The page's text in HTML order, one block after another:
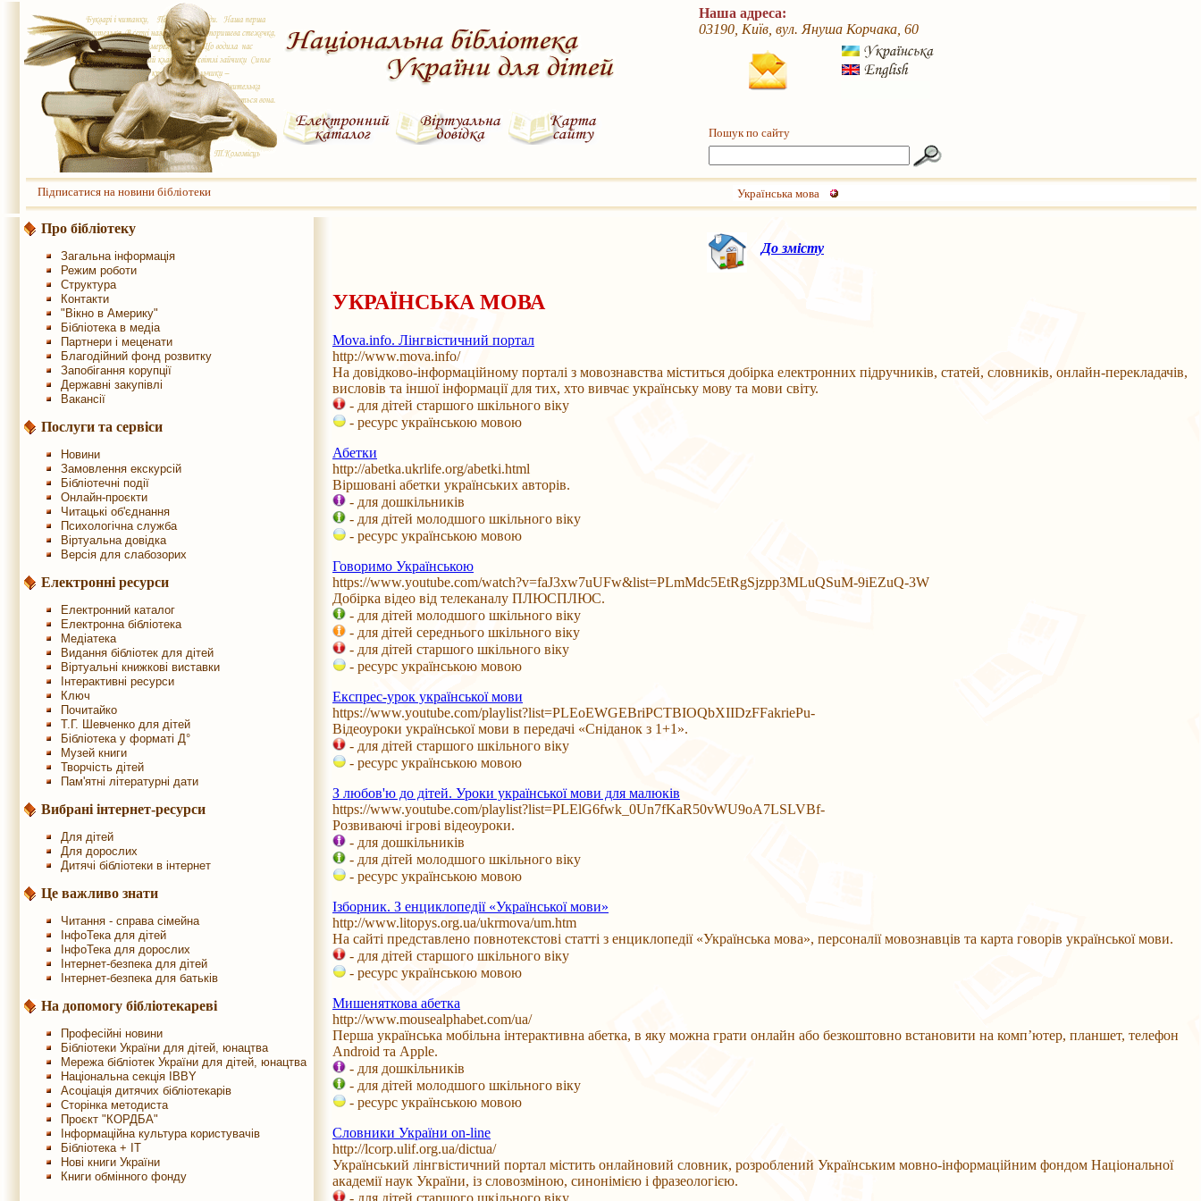
Наша адреса:
03190, Київ, вул. Януша Корчака, 60
Пошук по сайту
Підписатися на новини бібліотеки Українська мова
Про бібліотеку
Загальна інформація
Режим роботи
Структура
Контакти
"Вікно в Америку"
Бібліотека в медіа
Партнери і меценати
Благодійний фонд розвитку
Запобігання корупції
Державні закупівлі
Вакансії
Послуги та сервіси
Новини
Замовлення екскурсій
Бібліотечні події
Онлайн-проєкти
Читацькі об'єднання
Психологічна служба
Віртуальна довідка
Версія для слабозорих
Електронні ресурси
Електронний каталог
Електронна бібліотека
Медіатека
Видання бібліотек для дітей
Віртуальні книжкові виставки
Інтерактивні ресурси
Ключ
Почитайко
Т.Г. Шевченко для дітей
Бібліотека у форматі Д°
Музей книги
Творчість дітей
Пам'ятні літературні дати
Вибрані інтернет-ресурси
Для дітей
Для дорослих
Дитячі бібліотеки в інтернет
Це важливо знати
Читання - справа сімейна
ІнфоТека для дітей
ІнфоТека для дорослих
Інтернет-безпека для дітей
Інтернет-безпека для батьків
На допомогу бібліотекареві
Професійні новини
Бібліотеки України для дітей, юнацтва
Мережа бібліотек України для дітей, юнацтва
Національна секція IBBY
Асоціація дитячих бібліотекарів
Сторінка методиста
Проєкт "КОРДБА"
Інформаційна культура користувачів
Бібліотека + IT
Нові книги України
Книги обмінного фонду
До змісту
УКРАЇНСЬКА МОВА
Mova.info. Лінгвістичний портал
http://www.mova.info/
На довідково-інформаційному порталі з мовознавства міститься добірка електронних підручників, статей, словників, онлайн-перекладачів,
висловів та іншої інформації для тих, хто вивчає українську мову та мови світу.
- для дітей старшого шкільного віку
- ресурс українською мовою
Абетки
http://abetka.ukrlife.org/abetki.html
Віршовані абетки українських авторів.
- для дошкільників
- для дітей молодшого шкільного віку
- ресурс українською мовою
Говоримо Українською
https://www.youtube.com/watch?v=faJ3xw7uUFw&list=PLmMdc5EtRgSjzpp3MLuQSuM-9iEZuQ-3W
Добірка відео від телеканалу ПЛЮСПЛЮС.
- для дітей молодшого шкільного віку
- для дітей середнього шкільного віку
- для дітей старшого шкільного віку
- ресурс українською мовою
Експрес-урок української мови
https://www.youtube.com/playlist?list=PLEoEWGEBriPCTBIOQbXIIDzFFakriePu-
Відеоуроки української мови в передачі «Сніданок з 1+1».
- для дітей старшого шкільного віку
- ресурс українською мовою
З любов'ю до дітей. Уроки української мови для малюків
https://www.youtube.com/playlist?list=PLElG6fwk_0Un7fKaR50vWU9oA7LSLVBf-
Розвиваючі ігрові відеоуроки.
- для дошкільників
- для дітей молодшого шкільного віку
- ресурс українською мовою
Ізборник. З енциклопедії «Української мови»
http://www.litopys.org.ua/ukrmova/um.htm
На сайті представлено повнотекстові статті з енциклопедії «Українська мова», персоналії мовознавців та карта говорів української мови.
- для дітей старшого шкільного віку
- ресурс українською мовою
Мишеняткова абетка
http://www.mousealphabet.com/ua/
Перша українська мобільна інтерактивна абетка, в яку можна грати онлайн або безкоштовно встановити на комп’ютер, планшет, телефон
Android та Аpple.
- для дошкільників
- для дітей молодшого шкільного віку
- ресурс українською мовою
Словники України on-line
http://lcorp.ulif.org.ua/dictua/
Український лінгвістичний портал містить онлайновий словник, розроблений Українським мовно-інформаційним фондом Національної
академії наук України, із словозміною, синонімією і фразеологією.
- для дітей старшого шкільного віку